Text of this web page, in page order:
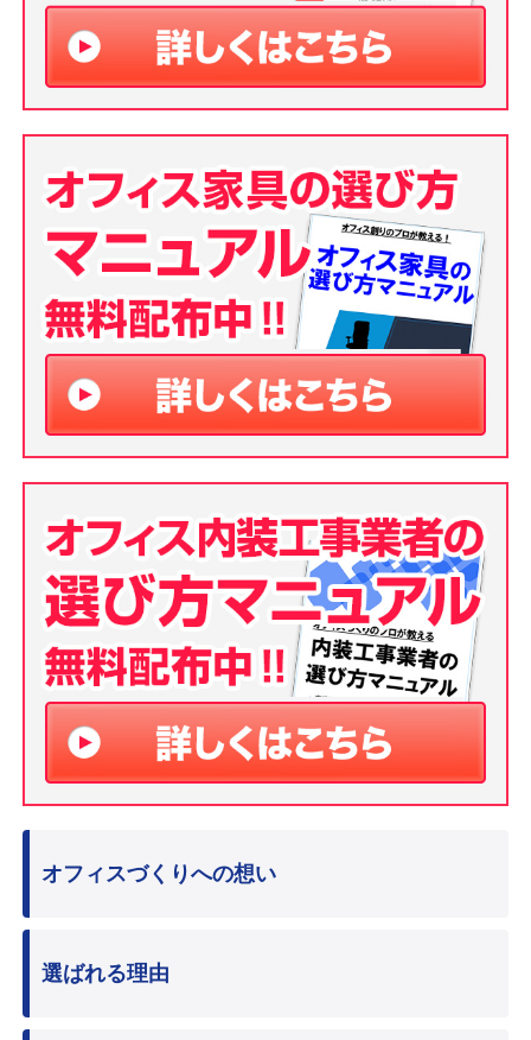
オフィスづくりへの想い
選ばれる理由